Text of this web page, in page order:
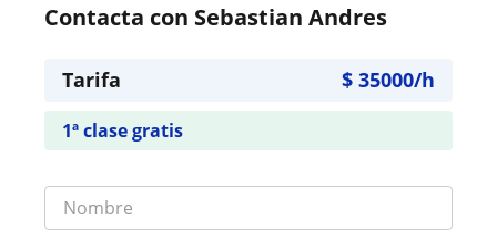
Contacta con Sebastian Andres
Tarifa $ 35000/h
1ª clase gratis